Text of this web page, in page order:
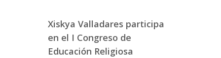
Xiskya Valladares participa
en el I Congreso de
Educación Religiosa